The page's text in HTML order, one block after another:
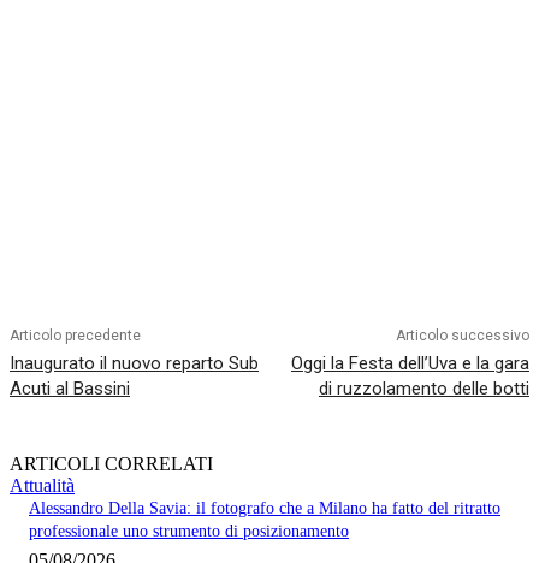
Articolo precedente
Inaugurato il nuovo reparto Sub
Acuti al Bassini
Articolo successivo
Oggi la Festa dell’Uva e la gara
di ruzzolamento delle botti
ARTICOLI CORRELATI
Attualità
Alessandro Della Savia: il fotografo che a Milano ha fatto del ritratto
professionale uno strumento di posizionamento